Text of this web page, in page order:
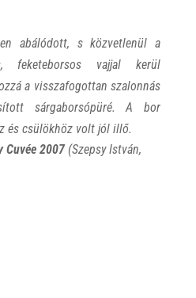
abálódott, s közvetlenül a
feketeborsos vajjal kerül
a visszafogottan szalonnás
sárgaborsópüré. A bor
és csülökhöz volt jól illő.
Cuvée 2007 (Szepsy István,